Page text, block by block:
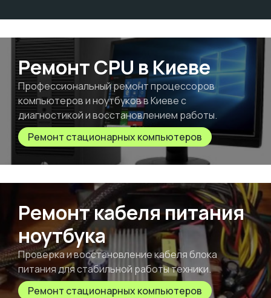
Ремонт CPU в Киеве
Профессиональный ремонт процессоров
компьютеров и ноутбуков в Киеве с
диагностикой и восстановлением работы.
Ремонт стационарных компьютеров
Ремонт кабеля питания
ноутбука
Проверка и восстановление кабеля блока
питания для стабильной работы техники.
Ремонт стационарных компьютеров